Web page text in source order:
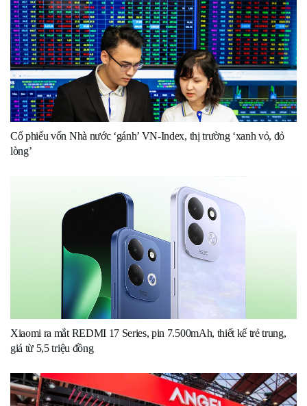
Cổ phiếu vốn Nhà nước ‘gánh’ VN-Index, thị trường ‘xanh vỏ, đỏ
lòng’
Xiaomi ra mắt REDMI 17 Series, pin 7.500mAh, thiết kế trẻ trung,
giá từ 5,5 triệu đồng